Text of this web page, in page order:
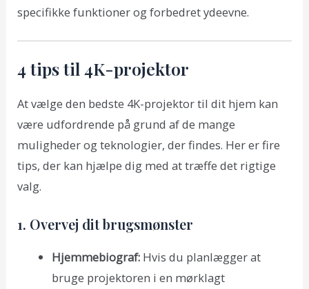
specifikke funktioner og forbedret ydeevne.
4 tips til 4K-projektor
At vælge den bedste 4K-projektor til dit hjem kan
være udfordrende på grund af de mange
muligheder og teknologier, der findes. Her er fire
tips, der kan hjælpe dig med at træffe det rigtige
valg.
1. Overvej dit brugsmønster
Hjemmebiograf:Hvis du planlægger at
bruge projektoren i en mørklagt